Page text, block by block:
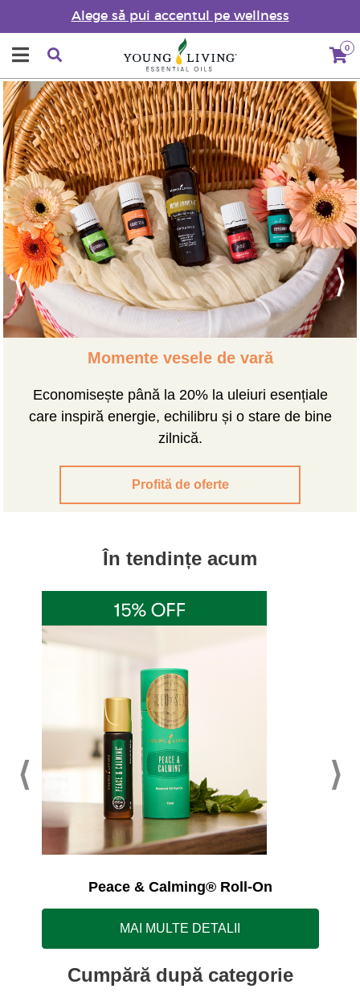
Alege să pui accentul pe wellness
0
Momente vesele de vară
Economisește până la 20% la uleiuri esențiale
care inspiră energie, echilibru și o stare de bine
zilnică.
Profită de oferte
Previous
În tendințe acum
Peace & Calming® Roll-On
MAI MULTE DETALII
Cumpără după categorie